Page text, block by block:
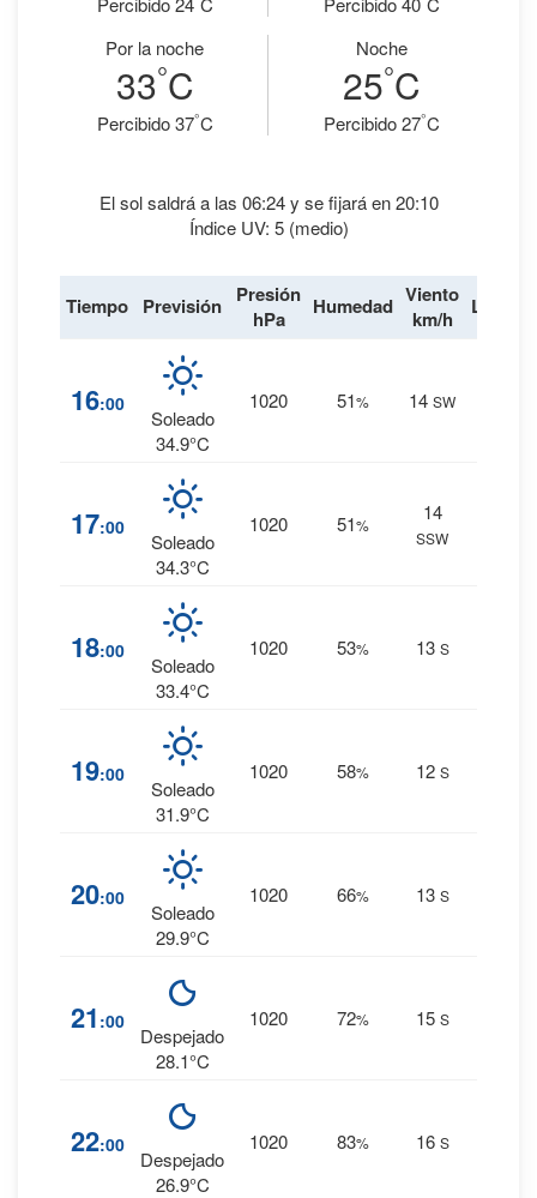
Por la noche
33°C
Percibido 37°C
Noche
25°C
Percibido 27°C
El sol saldrá a las 06:24 y se fijará en 20:10
Índice UV: 5 (medio)
Tiempo Previsión Presión
hPa
Humedad Viento
km/h
Lluvia
16:00
Soleado
34.9°C
1020 51% 14 SW
17:00
Soleado
34.3°C
1020 51%
14
SSW
18:00
Soleado
33.4°C
1020 53% 13 S
19:00
Soleado
31.9°C
1020 58% 12 S
20:00
Soleado
29.9°C
1020 66% 13 S
21 :00
Despejado
28.1°C
1020 72% 15 S
22:00
Despejado
26.9°C
1020 83% 16 S